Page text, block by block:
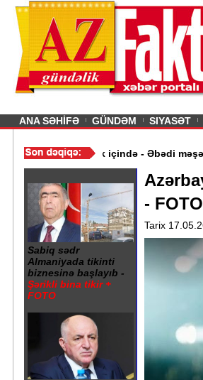
ANA SƏHİFƏ GÜNDƏM SIYASƏT
20 Yanvar abidəsi zibillik içində -
Sabiq sədr
Almaniyada tikinti
biznesinə başlayıb -
Şərikli bina tikir +
FOTO
- FOTO
Tarix